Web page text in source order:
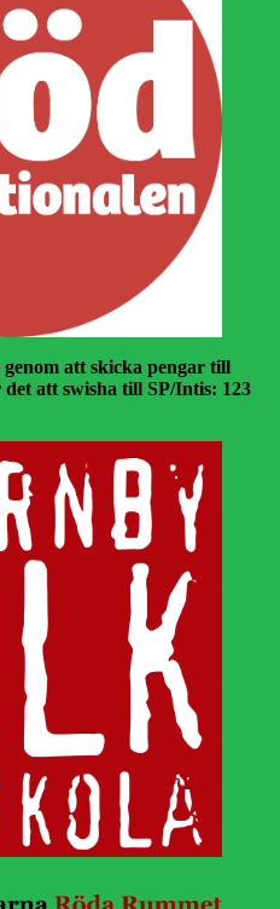
att skicka pengar till
det att swisha till SP/Intis: 123